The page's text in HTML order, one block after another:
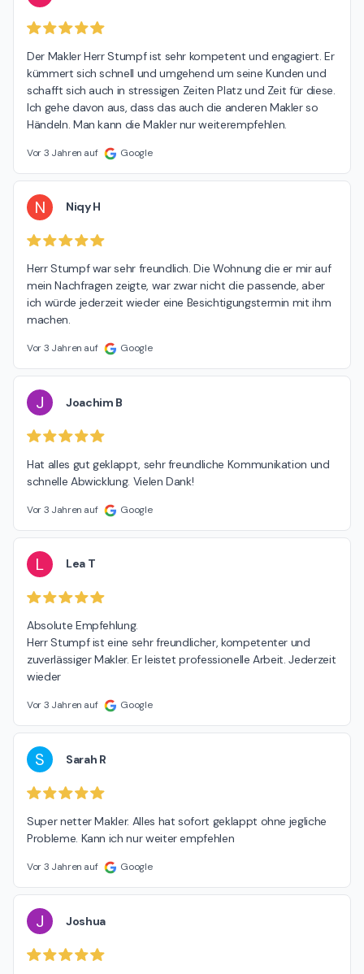
Der Makler Herr Stumpf ist sehr kompetent und engagiert. Er
kümmert sich schnell und umgehend um seine Kunden und
schafft sich auch in stressigen Zeiten Platz und Zeit für diese.
Ich gehe davon aus, dass das auch die anderen Makler so
Händeln. Man kann die Makler nur weiterempfehlen.
Vor 3 Jahren auf Google
N Niqy H
Herr Stumpf war sehr freundlich. Die Wohnung die er mir auf
mein Nachfragen zeigte, war zwar nicht die passende, aber
ich würde jederzeit wieder eine Besichtigungstermin mit ihm
machen.
Vor 3 Jahren auf Google
J Joachim B
Hat alles gut geklappt, sehr freundliche Kommunikation und
schnelle Abwicklung. Vielen Dank!
Vor 3 Jahren auf Google
L Lea T
Absolute Empfehlung.
Herr Stumpf ist eine sehr freundlicher, kompetenter und
zuverlässiger Makler. Er leistet professionelle Arbeit. Jederzeit
wieder
Vor 3 Jahren auf Google
S Sarah R
Super netter Makler. Alles hat sofort geklappt ohne jegliche
Probleme. Kann ich nur weiter empfehlen
Vor 3 Jahren auf Google
J Joshua